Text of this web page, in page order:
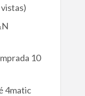
10
4matic